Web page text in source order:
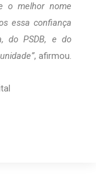
o melhor nome
essa confiança
do PSDB, e do
, afirmou.